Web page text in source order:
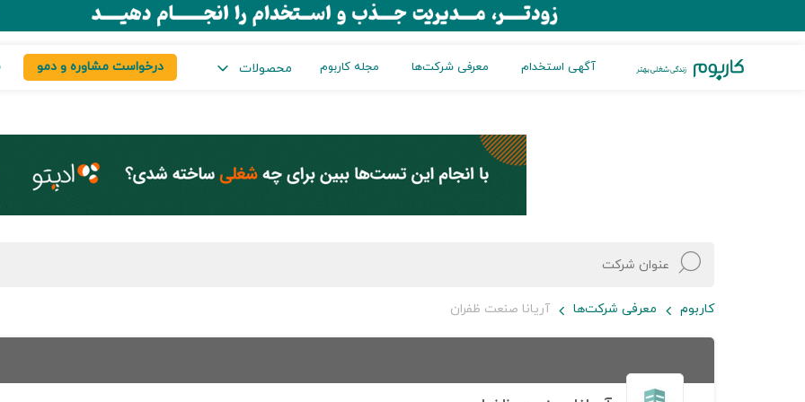
آگهی استخدام معرفی شرکت‌ها مجله کاربوم محصولات درخواست مشاوره و دمو
کاربوم معرفی شرکت‌ها آریانا صنعت ظفران